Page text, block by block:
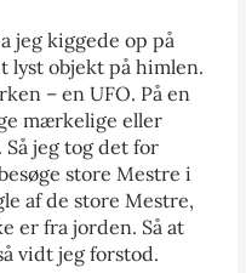
jeg kiggede op på
lyst objekt på himlen.
– en UFO. På en
mærkelige eller
jeg tog det for
store Mestre i
af de store Mestre,
er fra jorden. Så at
vidt jeg forstod.